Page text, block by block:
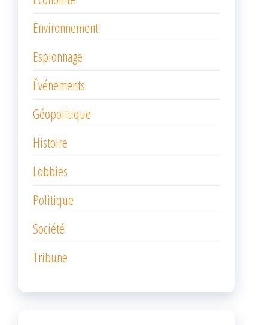
Environnement
Espionnage
Événements
Géopolitique
Histoire
Lobbies
Politique
Société
Tribune